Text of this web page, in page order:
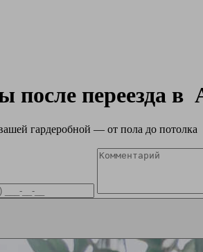
после переезда в
гардеробной — от пола до потолка